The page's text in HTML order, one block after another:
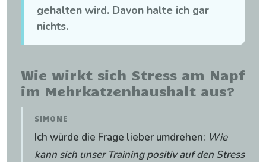
gehalten wird. Davon halte ich gar
nichts.
Wie wirkt sich Stress am Napf
im Mehrkatzenhaushalt aus?
SIMONE
Ich würde die Frage lieber umdrehen: Wie
kann sich unser Training positiv auf den Stress